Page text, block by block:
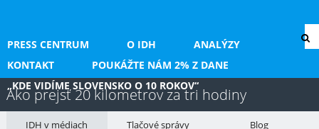
PRESS CENTRUM O IDH
ANALÝZY
KONTAKT
POUKÁŽTE NÁM 2% Z DANE
„KDE VIDÍME SLOVENSKO O 10 ROKOV“
Ako prejsť 20 kilometrov za tri hodiny
IDH v médiach Tlačové správy Blog